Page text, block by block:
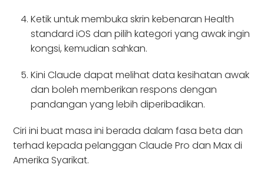
Ketik untuk membuka skrin kebenaran Health
standard iOS dan pilih kategori yang awak ingin
kongsi, kemudian sahkan.
Kini Claude dapat melihat data kesihatan awak
dan boleh memberikan respons dengan
pandangan yang lebih diperibadikan.
Ciri ini buat masa ini berada dalam fasa beta dan
terhad kepada pelanggan Claude Pro dan Max di
Amerika Syarikat.